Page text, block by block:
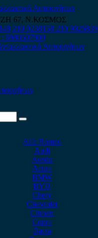
67, Ν.ΚΟΣΜΟΣ
210 9238158 210 9026839
6980507900
Alfa Romeo
Audi
Austin
Acura
BMW
BYD
Chery
Chevrolet
Citroen
Cupra
Dacia